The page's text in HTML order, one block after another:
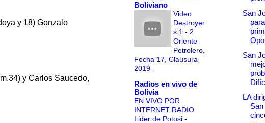
y 18) Gonzalo
y Carlos Saucedo,
Boliviano
Video
Destroyer
s 1 - 2
Oriente
Petrolero,
Fecha 17, Clausura
2019 -
Radios en vivo de
Bolivia
EN VIVO POR
INTERNET RADIO
Lider de Potosi -
San
San
LA